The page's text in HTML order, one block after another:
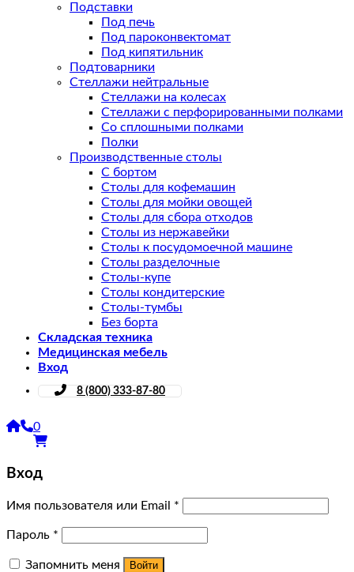
Подставки
Под печь
Под пароконвектомат
Под кипятильник
Подтоварники
Стеллажи нейтральные
Стеллажи на колесах
Стеллажи с перфорированными полками
Со сплошными полками
Полки
Производственные столы
С бортом
Столы для кофемашин
Столы для мойки овощей
Столы для сбора отходов
Столы из нержавейки
Столы к посудомоечной машине
Столы разделочные
Столы-купе
Столы кондитерские
Столы-тумбы
Без борта
Складская техника
Медицинская мебель
Вход
8 (800) 333-87-80
0
Вход
Имя пользователя или Email *
Пароль *
Запомнить меня Войти